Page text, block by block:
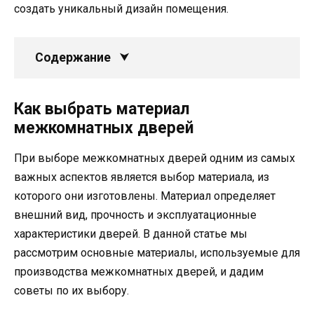
создать уникальный дизайн помещения.
Содержание
Как выбрать материал
межкомнатных дверей
При выборе межкомнатных дверей одним из самых
важных аспектов является выбор материала, из
которого они изготовлены. Материал определяет
внешний вид, прочность и эксплуатационные
характеристики дверей. В данной статье мы
рассмотрим основные материалы, используемые для
производства межкомнатных дверей, и дадим
советы по их выбору.